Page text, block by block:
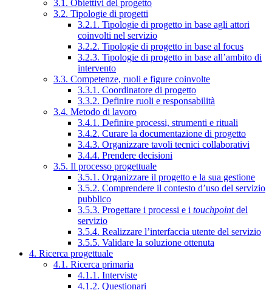
3.1. Obiettivi del progetto
3.2. Tipologie di progetti
3.2.1. Tipologie di progetto in base agli attori
coinvolti nel servizio
3.2.2. Tipologie di progetto in base al focus
3.2.3. Tipologie di progetto in base all’ambito di
intervento
3.3. Competenze, ruoli e figure coinvolte
3.3.1. Coordinatore di progetto
3.3.2. Definire ruoli e responsabilità
3.4. Metodo di lavoro
3.4.1. Definire processi, strumenti e rituali
3.4.2. Curare la documentazione di progetto
3.4.3. Organizzare tavoli tecnici collaborativi
3.4.4. Prendere decisioni
3.5. Il processo progettuale
3.5.1. Organizzare il progetto e la sua gestione
3.5.2. Comprendere il contesto d’uso del servizio
pubblico
3.5.3. Progettare i processi e i touchpointdel
servizio
3.5.4. Realizzare l’interfaccia utente del servizio
3.5.5. Validare la soluzione ottenuta
4. Ricerca progettuale
4.1. Ricerca primaria
4.1.1. Interviste
4.1.2. Questionari